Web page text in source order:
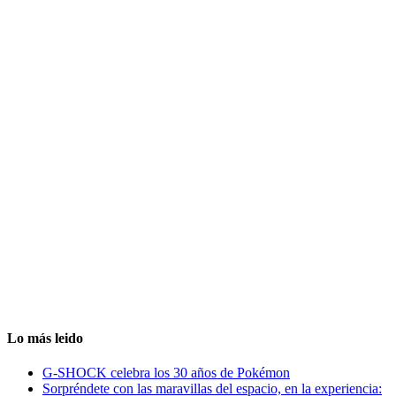
Lo más leido
G-SHOCK celebra los 30 años de Pokémon
Sorpréndete con las maravillas del espacio, en la experiencia: